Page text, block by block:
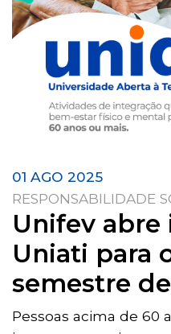
01 AGO 2025
RESPONSABILIDADE
Unifev abre
Uniati para
semestre
Pessoas acima de 60